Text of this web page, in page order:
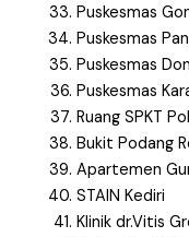
Puskesmas
Puskesmas
Puskesmas
Puskesmas
Ruang SPKT
Bukit Podang
Apartemen
STAIN Kediri
Klinik dr.Vitis